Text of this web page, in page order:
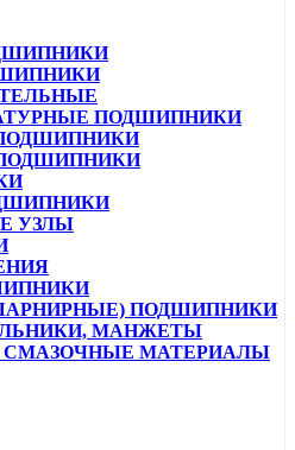
ПОДШИПНИКИ
УЗЛЫ
ПОДШИПНИКИ
МАНЖЕТЫ
МАТЕРИАЛЫ